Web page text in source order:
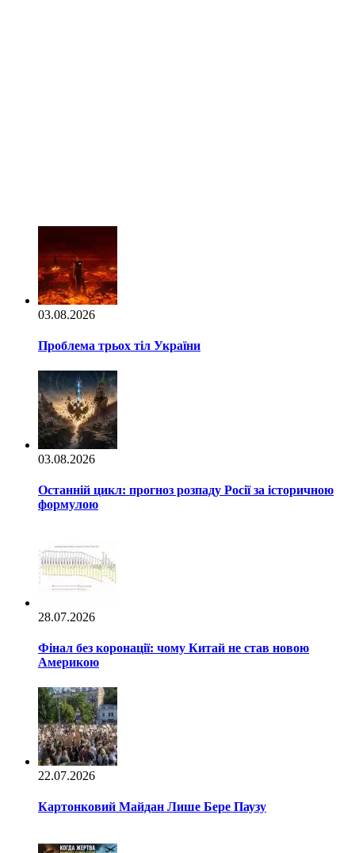
03.08.2026
Проблема трьох тіл України
03.08.2026
Останній цикл: прогноз розпаду Росії за історичною
формулою
28.07.2026
Фінал без коронації: чому Китай не став новою
Америкою
22.07.2026
Картонковий Майдан Лише Бере Паузу